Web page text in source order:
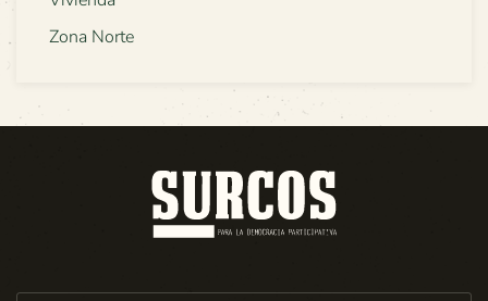
Zona Norte